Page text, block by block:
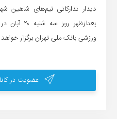
دیدار تدارکاتی تیم‌های شاهین
بعدازظهر
ورزشی بانک ملی تهران برگزار
عضویت در